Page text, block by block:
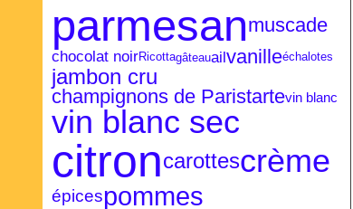
parmesanmuscade
chocolat noirRicottagâteauailvanilleéchalotes
jambon cru
champignons de Paristartevin blanc
vin blanc sec
citroncarottescrème
épicespommes